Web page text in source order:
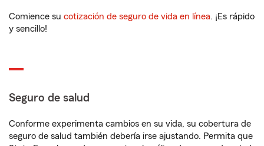
Comience su cotización de seguro de vida en línea. ¡Es rápido
y sencillo!
Seguro de salud
Conforme experimenta cambios en su vida, su cobertura de
seguro de salud también debería irse ajustando. Permita que